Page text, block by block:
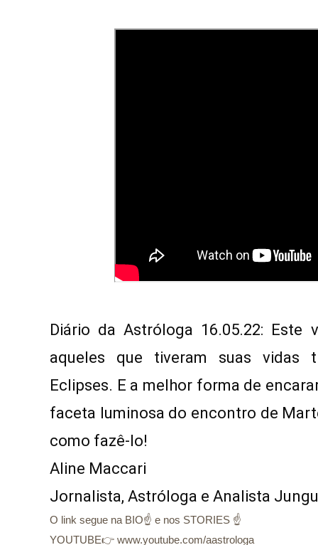
Diário da Astróloga 16.05.22: Este
aqueles que tiveram suas vidas
Eclipses. E a melhor forma de
faceta luminosa do encontro de
como fazê-lo!
Aline Maccari
Jornalista, Astróloga e Analista
O link segue na BIO☝ e nos STORIES ☝
YOUTUBE👉 www.youtube.com/aastrologa